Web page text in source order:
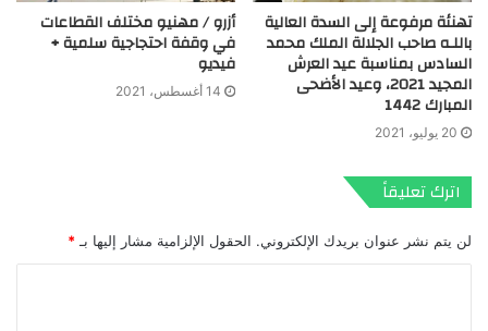
تهنئة مرفوعة إلى السدة العالية
باللـه صاحب الجلالة الملك محمد
السادس بمناسبة عيد العرش
المجيد 2021، وعيد الأضحى
المبارك 1442
20 يوليو، 2021
أزرو / مهنيو مختلف القطاعات
في وقفة احتجاجية سلمية +
فيديو
14 أغسطس، 2021
اترك تعليقاً
لن يتم نشر عنوان بريدك الإلكتروني. الحقول الإلزامية مشار إليها بـ *